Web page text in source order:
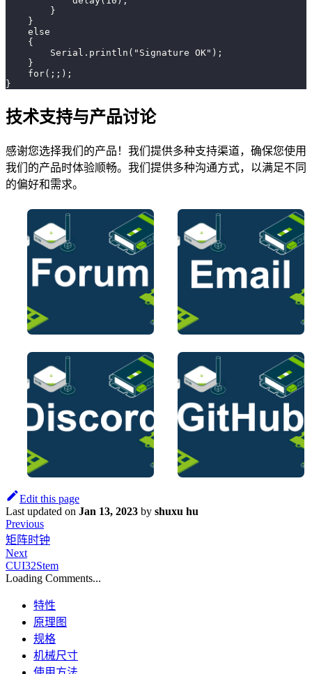
        }
    }
    else
    {
        Serial.println("Signature OK");
    }
    for(;;);
}
技术支持与产品讨论
感谢您选择我们的产品！我们提供多种支持渠道，确保您使用
我们的产品时体验顺畅。我们提供多种沟通方式，以满足不同
的偏好和需求。
Edit this page
Last updated on Jan 13, 2023 by shuxu hu
Previous
矩阵时钟
Next
CUI32Stem
Loading Comments...
特性
原理图
规格
机械尺寸